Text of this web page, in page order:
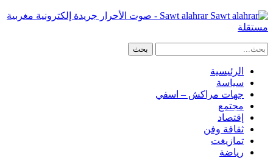
Sawt alahrar - صوت الأحرار جريدة إلكترونية مغربية
مستقلة
الرئيسية
سياسة
جهات مراكش – اسفي
مجتمع
إقتصاد
ثقافة وفن
تمازيغت
رياضة